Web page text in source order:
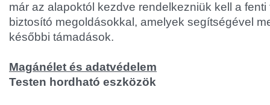
már az alapoktól kezdve rendelkezniük kell a
biztosító megoldásokkal, amelyek segítségével
későbbi támadások.
Magánélet és adatvédelem
Testen hordható eszközök